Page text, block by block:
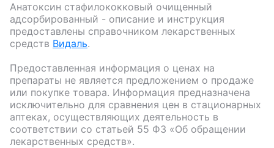
Анатоксин стафилококковый очищенный
адсорбированный - описание и инструкция
предоставлены справочником лекарственных
средств Видаль.
Предоставленная информация о ценах на
препараты не является предложением о продаже
или покупке товара. Информация предназначена
исключительно для сравнения цен в стационарных
аптеках, осуществляющих деятельность в
соответствии со статьей 55 ФЗ «Об обращении
лекарственных средств».